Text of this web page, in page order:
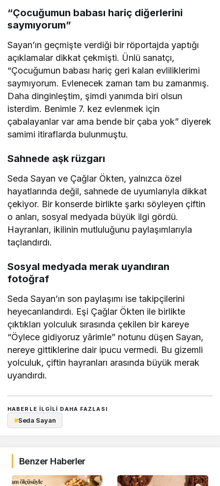
“Çocuğumun babası hariç diğerlerini
saymıyorum”
Sayan’ın geçmişte verdiği bir röportajda yaptığı
açıklamalar dikkat çekmişti. Ünlü sanatçı,
“Çocuğumun babası hariç geri kalan evliliklerimi
saymıyorum. Evlenecek zaman tam bu zamanmış.
Daha dinginleştim, şimdi yanımda biri olsun
isterdim. Benimle 7. kez evlenmek için
çabalayanlar var ama bende bir çaba yok” diyerek
samimi itiraflarda bulunmuştu.
Sahnede aşk rüzgarı
Seda Sayan ve Çağlar Ökten, yalnızca özel
hayatlarında değil, sahnede de uyumlarıyla dikkat
çekiyor. Bir konserde birlikte şarkı söyleyen çiftin
o anları, sosyal medyada büyük ilgi gördü.
Hayranları, ikilinin mutluluğunu paylaşımlarıyla
taçlandırdı.
Sosyal medyada merak uyandıran
fotoğraf
Seda Sayan’ın son paylaşımı ise takipçilerini
heyecanlandırdı. Eşi Çağlar Ökten ile birlikte
çıktıkları yolculuk sırasında çekilen bir kareye
“Öylece gidiyoruz yârimle” notunu düşen Sayan,
nereye gittiklerine dair ipucu vermedi. Bu gizemli
yolculuk, çiftin hayranları arasında büyük merak
uyandırdı.
HABERLE ILGILI DAHA FAZLASI
#Seda Sayan
Benzer Haberler